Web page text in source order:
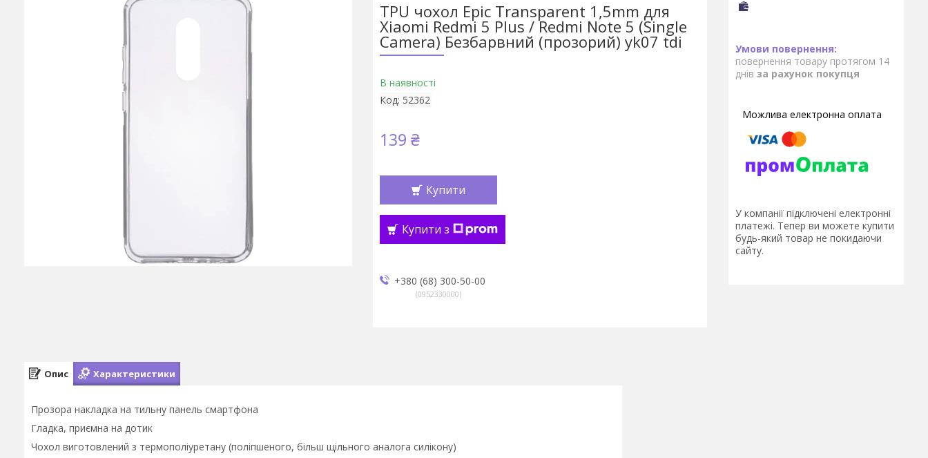
TPU чохол Epic Transparent 1,5mm для
Xiaomi Redmi 5 Plus / Redmi Note 5 (Single
Camera) Безбарвний (прозорий) yk07 tdi
В наявності
Код: 52362
139 ₴
Купити
Купити з
+380 (68) 300-50-00
0952330000
повернення товару протягом 14
днів за рахунок покупця
У компанії підключені електронні
платежі. Тепер ви можете купити
будь-який товар не покидаючи
сайту.
Опис Характеристики
Прозора накладка на тильну панель смартфона
Гладка, приємна на дотик
Чохол виготовлений з термополiуретану (поліпшеного, більш щільного аналога силікону)